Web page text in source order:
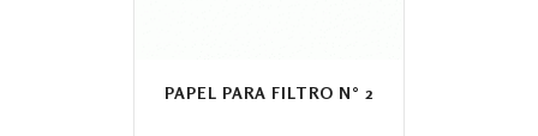
PAPEL PARA FILTRO N° 2